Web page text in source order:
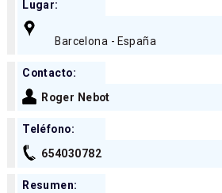
Lugar:
Barcelona - España
Contacto:
Roger Nebot
Teléfono:
654030782
Resumen: